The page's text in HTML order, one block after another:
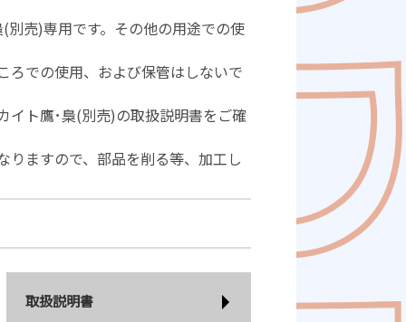
別売)専用です。その他の用途での使
ろでの使用、および保管はしないで
イト鷹･梟(別売)の取扱説明書をご確
りますので、部品を削る等、加工し
取扱説明書